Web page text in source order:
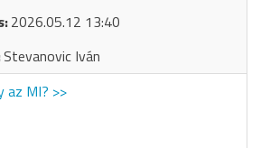
2026.05.12 13:40
Stevanovic Iván
az MI? >>